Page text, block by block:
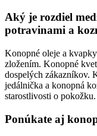
Aký je rozdiel
potravinami a
Konopné oleje a
zložením. Konopné
dospelých zákazníkov.
jedálnička a konopná
starostlivosti o pokožku.
Ponúkate aj